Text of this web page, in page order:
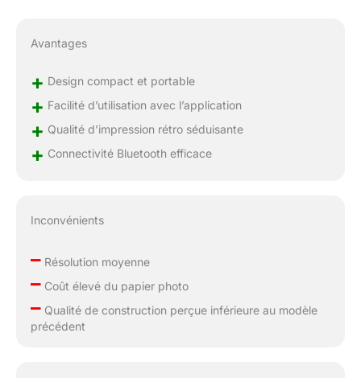
Avantages
+ Design compact et portable
+ Facilité d’utilisation avec l’application
+ Qualité d’impression rétro séduisante
+ Connectivité Bluetooth efficace
Inconvénients
–Résolution moyenne
–Coût élevé du papier photo
–Qualité de construction perçue inférieure au modèle
précédent